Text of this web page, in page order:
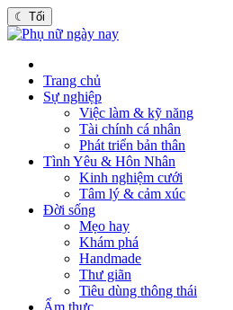
☾ Tối
Trang chủ
Sự nghiệp
Việc làm & kỹ năng
Tài chính cá nhân
Phát triển bản thân
Tình Yêu & Hôn Nhân
Kinh nghiệm cưới
Tâm lý & cảm xúc
Đời sống
Mẹo hay
Khám phá
Handmade
Thư giãn
Tiêu dùng thông thái
Ẩm thực